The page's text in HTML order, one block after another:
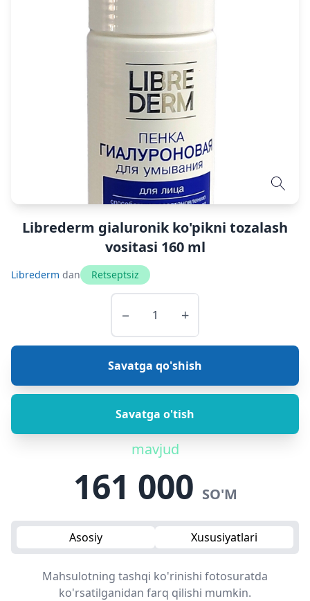
Librederm gialuronik ko'pikni tozalash
vositasi 160 ml
Librederm dan Retseptsiz
− +
Savatga qo'shish
Savatga o'tish
mavjud
161 000 SO'M
Asosiy Xususiyatlari
Mahsulotning tashqi ko'rinishi fotosuratda
ko'rsatilganidan farq qilishi mumkin.